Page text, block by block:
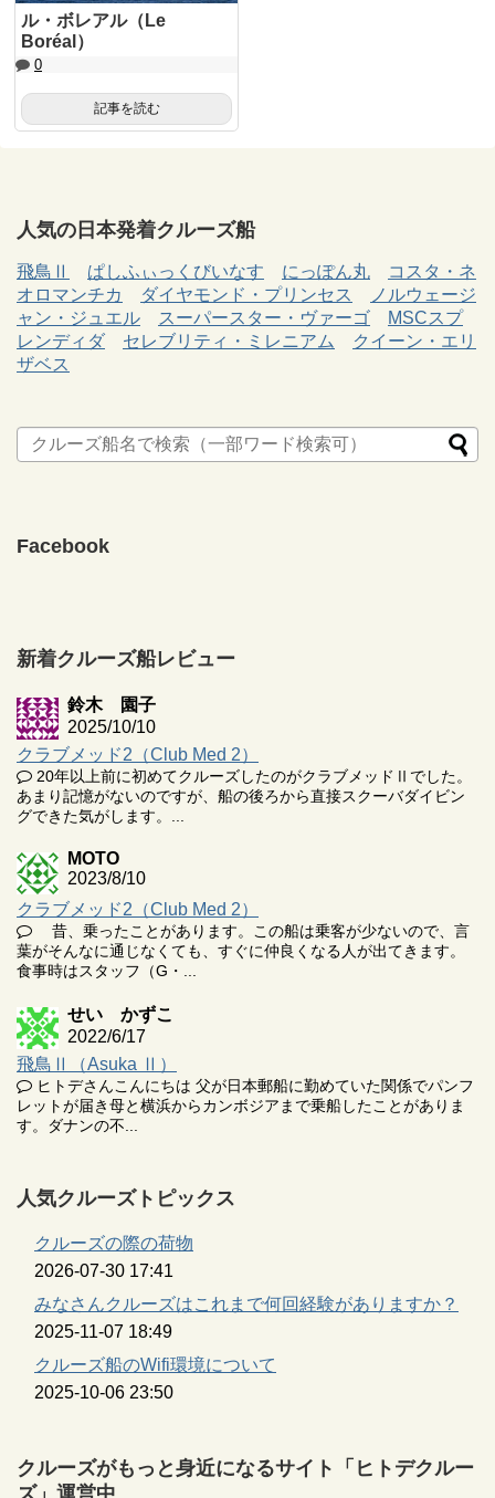
ル・ボレアル（Le
Boréal）
0
記事を読む
人気の日本発着クルーズ船
飛鳥Ⅱ ぱしふぃっくびいなす にっぽん丸
コスタ・ネ
オロマンチカ
ダイヤモンド・プリンセス
ノルウェージ
ャン・ジュエル
スーパースター・ヴァーゴ
MSCスプ
レンディダ
セレブリティ・ミレニアム
クイーン・エリ
ザベス
Facebook
新着クルーズ船レビュー
鈴木 園子
2025/10/10
クラブメッド2（Club Med 2）
20年以上前に初めてクルーズしたのがクラブメッドⅡでした。
あまり記憶がないのですが、船の後ろから直接スクーバダイビン
グできた気がします。...
MOTO
2023/8/10
クラブメッド2（Club Med 2）
昔、乗ったことがあります。この船は乗客が少ないので、言
葉がそんなに通じなくても、すぐに仲良くなる人が出てきます。
食事時はスタッフ（G・...
せい かずこ
2022/6/17
飛鳥Ⅱ（Asuka Ⅱ）
ヒトデさんこんにちは 父が日本郵船に勤めていた関係でパンフ
レットが届き母と横浜からカンボジアまで乗船したことがありま
す。ダナンの不...
人気クルーズトピックス
クルーズの際の荷物
2026-07-30 17:41
みなさんクルーズはこれまで何回経験がありますか？
2025-11-07 18:49
クルーズ船のWifi環境について
2025-10-06 23:50
クルーズがもっと身近になるサイト「ヒトデクルー
ズ」運営中